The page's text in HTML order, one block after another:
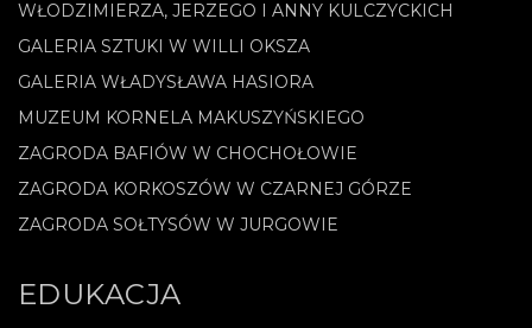
WŁODZIMIERZA, JERZEGO I ANNY KULCZYCKICH
GALERIA SZTUKI W WILLI OKSZA
GALERIA WŁADYSŁAWA HASIORA
MUZEUM KORNELA MAKUSZYŃSKIEGO
ZAGRODA BAFIÓW W CHOCHOŁOWIE
ZAGRODA KORKOSZÓW W CZARNEJ GÓRZE
ZAGRODA SOŁTYSÓW W JURGOWIE
EDUKACJA